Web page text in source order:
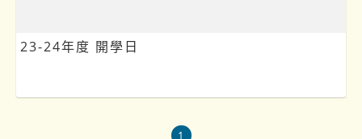
23-24年度 開學日
1